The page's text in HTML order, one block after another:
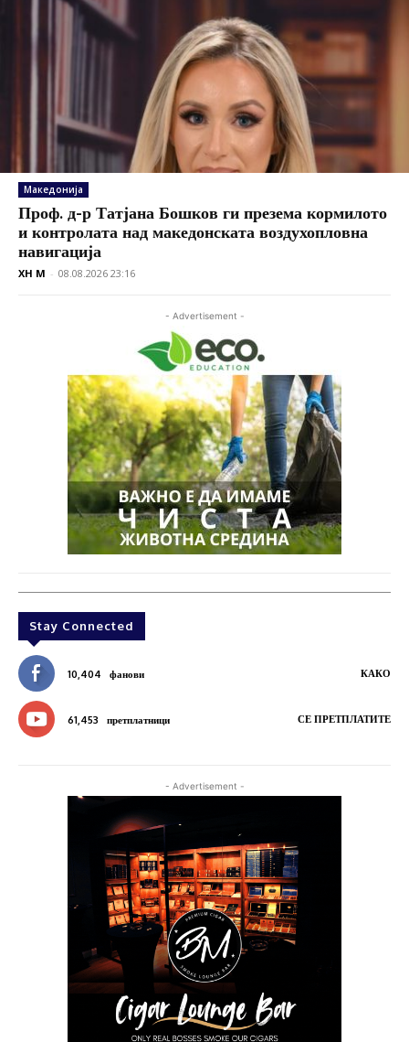
Македонија
Проф. д-р Татјана Бошков ги презема кормилото
и контролата над македонската воздухопловна
навигација
XH M - 08.08.2026 23:16
- Advertisement -
Stay Connected
10,404 фанови КАКО
61,453 претплатници СЕ ПРЕТПЛАТИТЕ
- Advertisement -